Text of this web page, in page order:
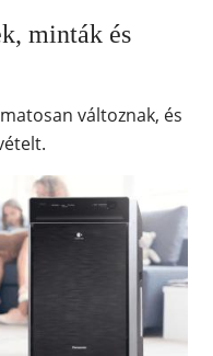
minták és
változnak, és